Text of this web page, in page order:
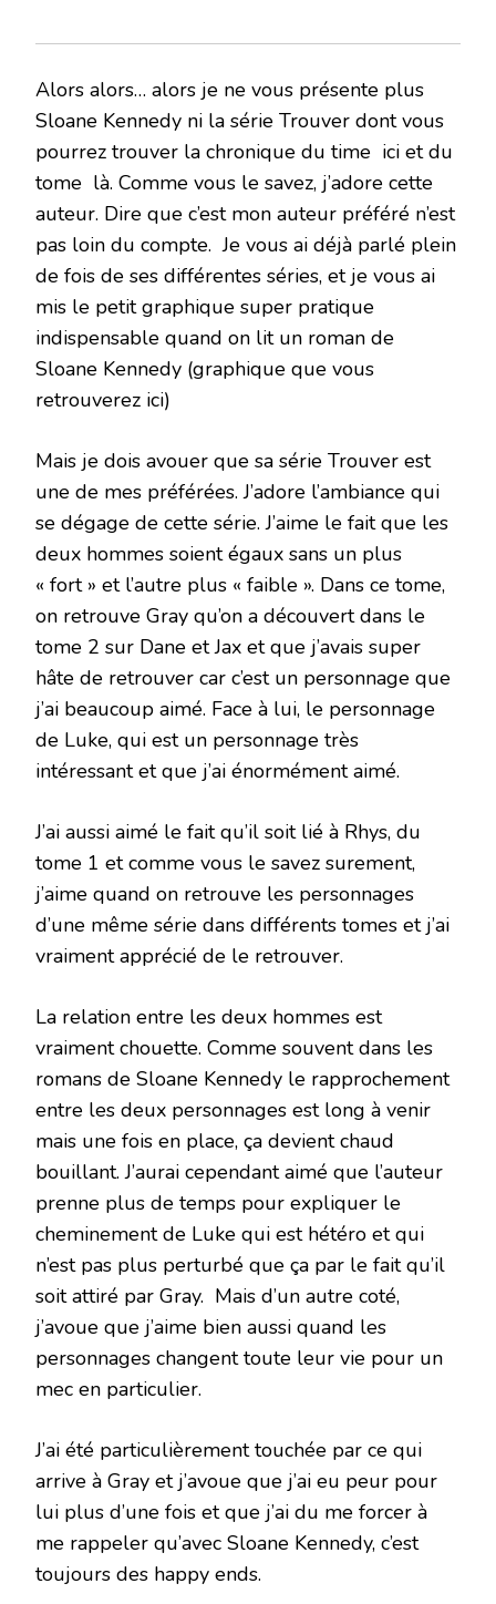
Alors alors… alors je ne vous présente plus
Sloane Kennedy ni la série Trouver dont vous
pourrez trouver la chronique du time ici et du
tome là. Comme vous le savez, j’adore cette
auteur. Dire que c’est mon auteur préféré n’est
pas loin du compte. Je vous ai déjà parlé plein
de fois de ses différentes séries, et je vous ai
mis le petit graphique super pratique
indispensable quand on lit un roman de
Sloane Kennedy (graphique que vous
retrouverez ici)
Mais je dois avouer que sa série Trouver est
une de mes préférées. J’adore l’ambiance qui
se dégage de cette série. J’aime le fait que les
deux hommes soient égaux sans un plus
« fort » et l’autre plus « faible ». Dans ce tome,
on retrouve Gray qu’on a découvert dans le
tome 2 sur Dane et Jax et que j’avais super
hâte de retrouver car c’est un personnage que
j’ai beaucoup aimé. Face à lui, le personnage
de Luke, qui est un personnage très
intéressant et que j’ai énormément aimé.
J’ai aussi aimé le fait qu’il soit lié à Rhys, du
tome 1 et comme vous le savez surement,
j’aime quand on retrouve les personnages
d’une même série dans différents tomes et j’ai
vraiment apprécié de le retrouver.
La relation entre les deux hommes est
vraiment chouette. Comme souvent dans les
romans de Sloane Kennedy le rapprochement
entre les deux personnages est long à venir
mais une fois en place, ça devient chaud
bouillant. J’aurai cependant aimé que l’auteur
prenne plus de temps pour expliquer le
cheminement de Luke qui est hétéro et qui
n’est pas plus perturbé que ça par le fait qu’il
soit attiré par Gray. Mais d’un autre coté,
j’avoue que j’aime bien aussi quand les
personnages changent toute leur vie pour un
mec en particulier.
J’ai été particulièrement touchée par ce qui
arrive à Gray et j’avoue que j’ai eu peur pour
lui plus d’une fois et que j’ai du me forcer à
me rappeler qu’avec Sloane Kennedy, c’est
toujours des happy ends.